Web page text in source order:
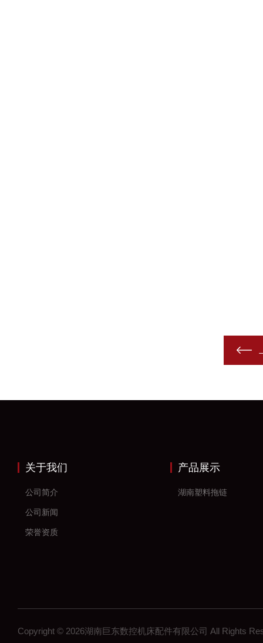
关于我们
公司简介
公司新闻
荣誉资质
产品展示
湖南塑料拖链
Copyright © 2026湖南巨东数控机床配件有限公司 All Rights